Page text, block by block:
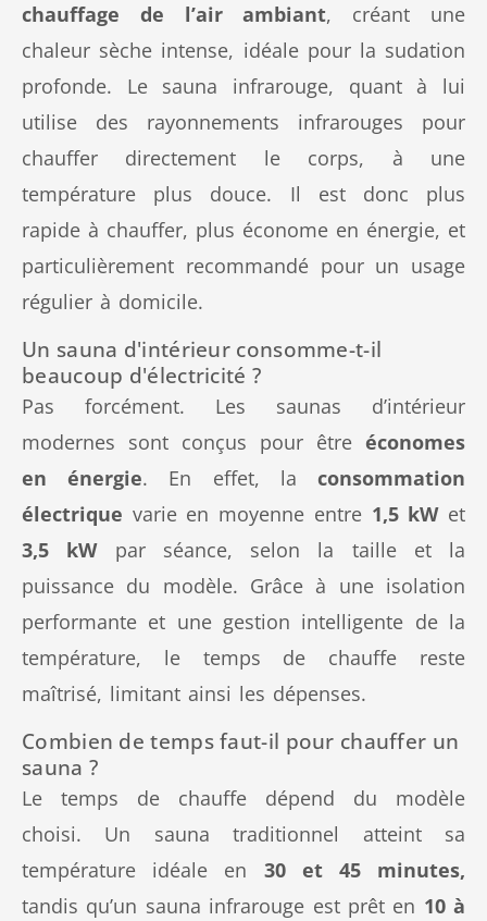
chauffage de l’air ambiant, créant une
chaleur sèche intense, idéale pour la sudation
profonde. Le sauna infrarouge, quant à lui
utilise des rayonnements infrarouges pour
chauffer directement le corps, à une
température plus douce. Il est donc plus
rapide à chauffer, plus économe en énergie, et
particulièrement recommandé pour un usage
régulier à domicile.
Un sauna d'intérieur consomme-t-il
beaucoup d'électricité ?
Pas forcément. Les saunas d’intérieur
modernes sont conçus pour être économes
en énergie. En effet, laconsommation
électrique varie en moyenne entre 1,5 kW et
3,5 kW par séance, selon la taille et la
puissance du modèle. Grâce à une isolation
performante et une gestion intelligente de la
température, le temps de chauffe reste
maîtrisé, limitant ainsi les dépenses.
Combien de temps faut-il pour chauffer un
sauna ?
Le temps de chauffe dépend du modèle
choisi. Un sauna traditionnel atteint sa
température idéale en 30 et 45 minutes,
tandis qu’un sauna infrarouge est prêt en 10 à